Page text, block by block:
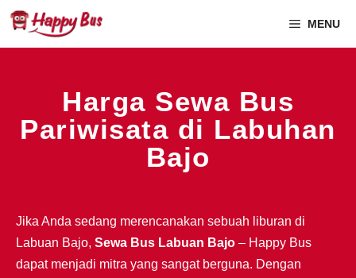
MENU
Harga Sewa Bus
Pariwisata di Labuhan
Bajo
Jika Anda sedang merencanakan sebuah liburan di
Labuan Bajo, Sewa Bus Labuan Bajo – Happy Bus
dapat menjadi mitra yang sangat berguna. Dengan